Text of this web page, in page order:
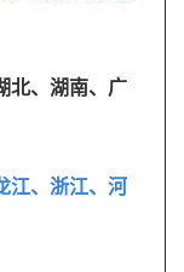
北、湖南、广
江、浙江、河